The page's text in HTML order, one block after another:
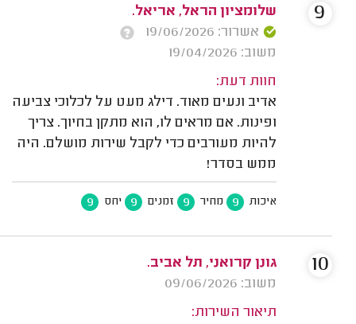
שלומציון הראל, אריאל.
אשרור: 19/06/2026
משוב: 19/04/2026
חוות דעת:
אדיב ונעים מאוד. דילג מעט על לכלוכי צביעה
ופינות. אם מראים לו, הוא מתקן בחיוך. צריך
להיות מעורבים כדי לקבל שירות מושלם. היה
ממש בסדר!
איכות 9 מחיר 9 זמנים 9 יחס 9
9
גונן קרואני, תל אביב.
משוב: 09/06/2026
תיאור השירות:
10